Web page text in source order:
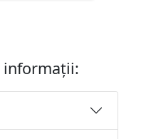
informații: